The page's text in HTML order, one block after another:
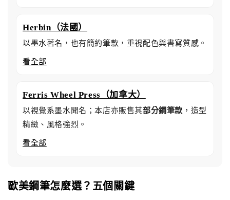
Herbin（法國）
以墨水著名，也有簡約筆款，重視配色與書寫質感。
看全部
Ferris Wheel Press（加拿大）
以視覺系墨水聞名；本店亦販售其部分鋼筆款 ，造型
精緻、風格強烈。
看全部
歐美鋼筆怎麼選？五個關鍵